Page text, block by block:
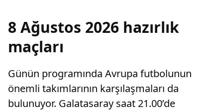
8 Ağustos 2026 hazırlık
maçları
Günün programında Avrupa futbolunun
önemli takımlarının karşılaşmaları da
bulunuyor. Galatasaray saat 21.00’de